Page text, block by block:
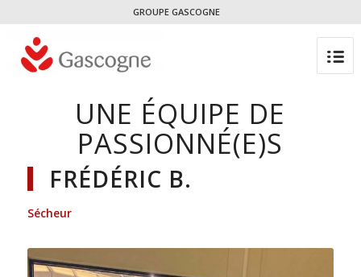
GROUPE GASCOGNE
UNE ÉQUIPE DE
PASSIONNÉ(E)S
FRÉDÉRIC B.
Sécheur